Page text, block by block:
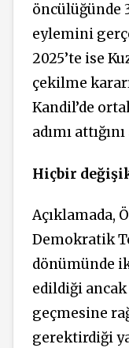
öncülüğünde
eylemini
2025’te ise
çekilme
Kandil’de
adımı
Hiçbir
Açıklamada,
Demokratik
dönümünde
edildiği ancak
geçmesine
gerektirdiği